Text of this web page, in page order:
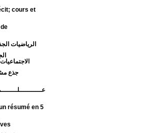
cours et
الرياضيات
جذع
résumé en 5